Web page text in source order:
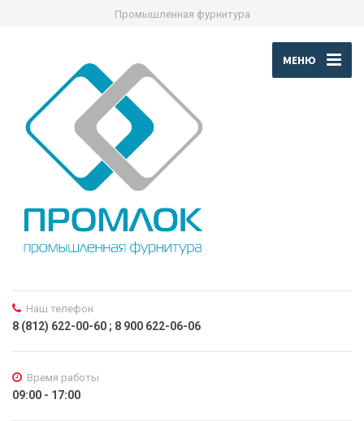
Промышленная фурнитура
МЕНЮ
Наш телефон
8 (812) 622-00-60 ; 8 900 622-06-06
Время работы
09:00 - 17:00